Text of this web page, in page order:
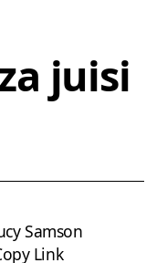
juisi
Samson
Link